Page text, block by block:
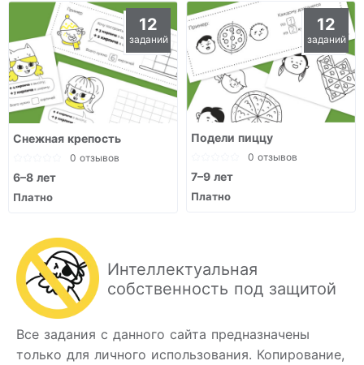
12
заданий
Снежная крепость
0 отзывов
6–8 лет
Платно
12
заданий
Подели пиццу
0 отзывов
7–9 лет
Платно
Интеллектуальная
собственность под защитой
Все задания с данного сайта предназначены
только для личного использования. Копирование,